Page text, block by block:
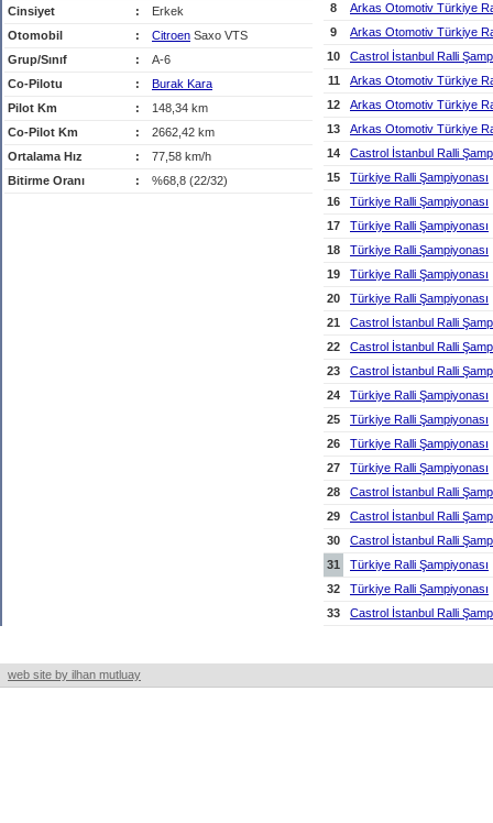
Cinsiyet
:
Erkek
Otomobil
: Citroen Saxo VTS
Grup/Sınıf
:
A-6
Co-Pilotu
:
Burak Kara
Pilot Km
:
148,34 km
Co-Pilot Km
:
2662,42 km
Ortalama Hız
:
77,58 km/h
Bitirme Oranı
: %68,8 (22/32)
8
Arkas Otomotiv Türkiye
9
Arkas Otomotiv Türkiye
10
Castrol İstanbul Ralli
11
Arkas Otomotiv Türkiye
12
Arkas Otomotiv Türkiye
13
Arkas Otomotiv Türkiye
14
Castrol İstanbul Ralli
15
Türkiye Ralli Şampiyonası
16
Türkiye Ralli Şampiyonası
17
Türkiye Ralli Şampiyonası
18
Türkiye Ralli Şampiyonası
19
Türkiye Ralli Şampiyonası
20
Türkiye Ralli Şampiyonası
21
Castrol İstanbul Ralli
22
Castrol İstanbul Ralli
23
Castrol İstanbul Ralli
24
Türkiye Ralli Şampiyonası
25
Türkiye Ralli Şampiyonası
26
Türkiye Ralli Şampiyonası
27
Türkiye Ralli Şampiyonası
28
Castrol İstanbul Ralli
29
Castrol İstanbul Ralli
30
Castrol İstanbul Ralli
31
Türkiye Ralli Şampiyonası
32
Türkiye Ralli Şampiyonası
33
Castrol İstanbul Ralli
web site by ilhan mutluay